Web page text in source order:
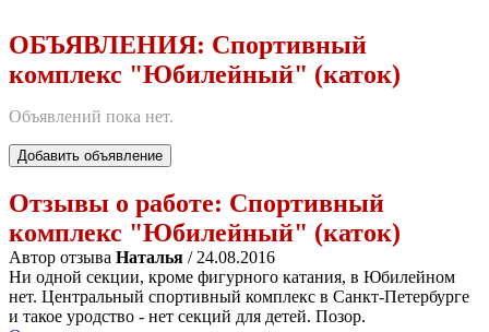
ОБЪЯВЛЕНИЯ: Спортивный
комплекс "Юбилейный" (каток)
Объявлений пока нет.
Добавить объявление
Отзывы о работе: Спортивный
комплекс "Юбилейный" (каток)
Автор отзыва Наталья / 24.08.2016
Ни одной секции, кроме фигурного катания, в Юбилейном
нет. Центральный спортивный комплекс в Санкт-Петербурге
и такое уродство - нет секций для детей. Позор.